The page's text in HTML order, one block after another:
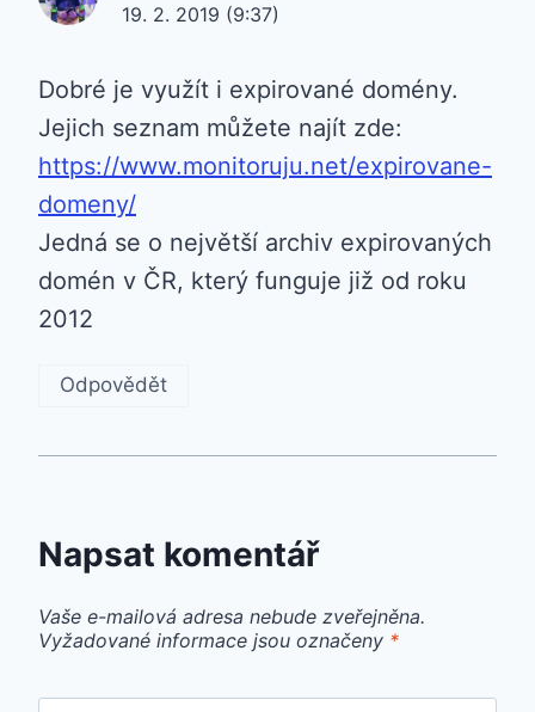
19. 2. 2019 (9:37)
Dobré je využít i expirované domény.
Jejich seznam můžete najít zde:
https://www.monitoruju.net/expirovane-
domeny/
Jedná se o největší archiv expirovaných
domén v ČR, který funguje již od roku
2012
Odpovědět
Napsat komentář
Vaše e-mailová adresa nebude zveřejněna.
Vyžadované informace jsou označeny *